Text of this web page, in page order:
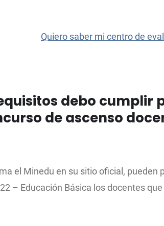
Quiero saber mi centro de
debo cumplir
de ascenso
el Minedu en su sitio oficial, pueden
– Educación Básica los docentes